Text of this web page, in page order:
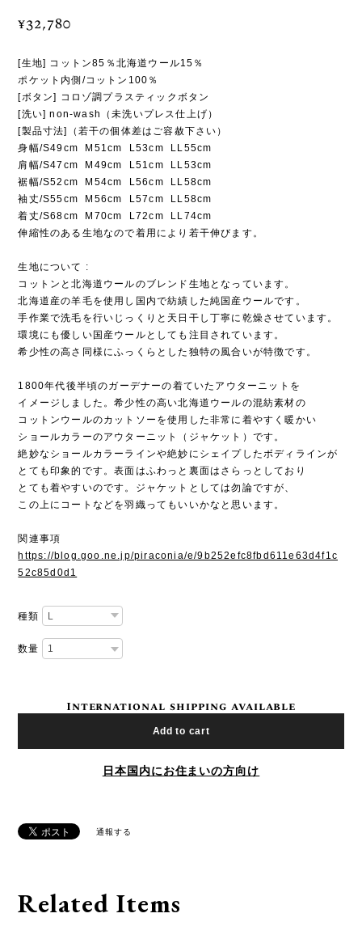
¥32,780
[生地] コットン85％北海道ウール15％
ポケット内側/コットン100％
[ボタン] コロゾ調プラスティックボタン
[洗い] non-wash（未洗いプレス仕上げ）
[製品寸法]（若干の個体差はご容赦下さい）
身幅/S49cm M51cm L53cm LL55cm
肩幅/S47cm M49cm L51cm LL53cm
裾幅/S52cm M54cm L56cm LL58cm
袖丈/S55cm M56cm L57cm LL58cm
着丈/S68cm M70cm L72cm LL74cm
伸縮性のある生地なので着用により若干伸びます。
生地について :
コットンと北海道ウールのブレンド生地となっています。
北海道産の羊毛を使用し国内で紡績した純国産ウールです。
手作業で洗毛を行いじっくりと天日干し丁寧に乾燥させています。
環境にも優しい国産ウールとしても注目されています。
希少性の高さ同様にふっくらとした独特の風合いが特徴です。
1800年代後半頃のガーデナーの着ていたアウターニットを
イメージしました。希少性の高い北海道ウールの混紡素材の
コットンウールのカットソーを使用した非常に着やすく暖かい
ショールカラーのアウターニット（ジャケット）です。
絶妙なショールカラーラインや絶妙にシェイプしたボディラインが
とても印象的です。表面はふわっと裏面はさらっとしており
とても着やすいのです。ジャケットとしては勿論ですが、
この上にコートなどを羽織ってもいいかなと思います。
関連事項
https://blog.goo.ne.jp/piraconia/e/9b252efc8fbd611e63d4f1c
52c85d0d1
種類
数量
International shipping available
Add to cart
日本国内にお住まいの方向け
通報する
Related Items